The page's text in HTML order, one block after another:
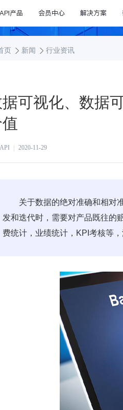
API产品 会员中心 解决方案
页 新闻 行业资讯
可视化、数据
2020-11-29
关于数据的绝对准确和相对
发和迭代时，需要对产品既往的
费统计，业绩统计，KPI考核等